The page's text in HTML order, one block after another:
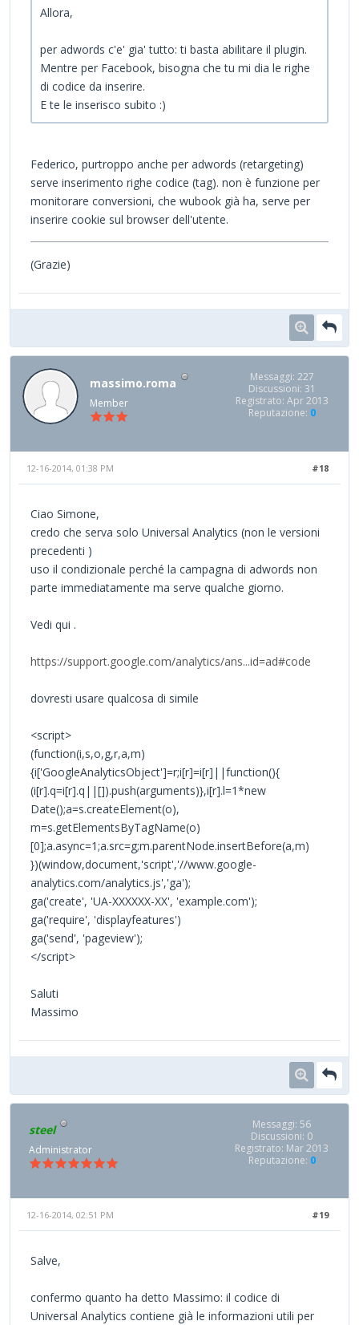
Allora,
per adwords c'e' gia' tutto: ti basta abilitare il plugin.
Mentre per Facebook, bisogna che tu mi dia le righe
di codice da inserire.
E te le inserisco subito :)
Federico, purtroppo anche per adwords (retargeting)
serve inserimento righe codice (tag). non è funzione per
monitorare conversioni, che wubook già ha, serve per
inserire cookie sul browser dell'utente.
(Grazie)
massimo.roma
Member
Messaggi: 227
Discussioni: 31
Registrato: Apr 2013
Reputazione: 0
#18
12-16-2014, 01:38 PM
Ciao Simone,
credo che serva solo Universal Analytics (non le versioni
precedenti )
uso il condizionale perché la campagna di adwords non
parte immediatamente ma serve qualche giorno.
Vedi qui .
https://support.google.com/analytics/ans...id=ad#code
dovresti usare qualcosa di simile
<script>
(function(i,s,o,g,r,a,m)
{i['GoogleAnalyticsObject']=r;i[r]=i[r]||function(){
(i[r].q=i[r].q||[]).push(arguments)},i[r].l=1*new
Date();a=s.createElement(o),
m=s.getElementsByTagName(o)
[0];a.async=1;a.src=g;m.parentNode.insertBefore(a,m)
})(window,document,'script','//www.google-
analytics.com/analytics.js','ga');
ga('create', 'UA-XXXXXX-XX', 'example.com');
ga('require', 'displayfeatures')
ga('send', 'pageview');
</script>
Saluti
Massimo
steel
Administrator
Messaggi: 56
Discussioni: 0
Registrato: Mar 2013
Reputazione: 0
#19
12-16-2014, 02:51 PM
Salve,
confermo quanto ha detto Massimo: il codice di
Universal Analytics contiene già le informazioni utili per